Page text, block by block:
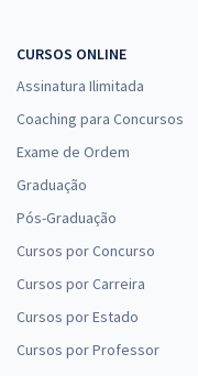
CURSOS ONLINE
Assinatura Ilimitada
Coaching para Concursos
Exame de Ordem
Graduação
Pós-Graduação
Cursos por Concurso
Cursos por Carreira
Cursos por Estado
Cursos por Professor